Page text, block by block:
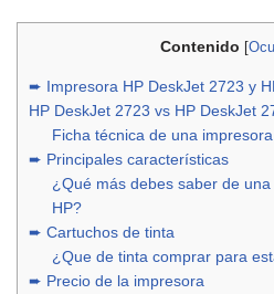
Contenido [
➨ Impresora HP DeskJet 2723 y
HP DeskJet 2723 vs HP DeskJet
Ficha técnica de una
➨ Principales características
¿Qué más debes saber de
HP?
➨ Cartuchos de tinta
¿Que de tinta comprar para
➨ Precio de la impresora